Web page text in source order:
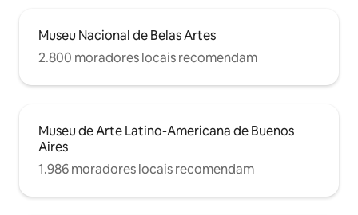
Museu Nacional de Belas Artes
2.800 moradores locais recomendam
Museu de Arte Latino-Americana de Buenos
Aires
1.986 moradores locais recomendam